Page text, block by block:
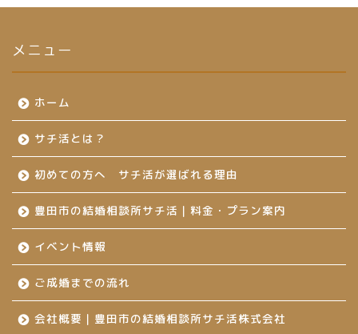
メニュー
ホーム
サチ活とは？
初めての方へ サチ活が選ばれる理由
豊田市の結婚相談所サチ活｜料金・プラン案内
イベント情報
ご成婚までの流れ
会社概要｜豊田市の結婚相談所サチ活株式会社